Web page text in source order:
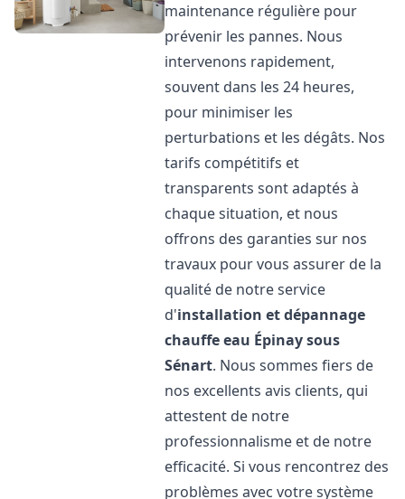
maintenance régulière pour
prévenir les pannes. Nous
intervenons rapidement,
souvent dans les 24 heures,
pour minimiser les
perturbations et les dégâts. Nos
tarifs compétitifs et
transparents sont adaptés à
chaque situation, et nous
offrons des garanties sur nos
travaux pour vous assurer de la
qualité de notre service
d'installation et dépannage
chauffe eau Épinay sous
Sénart. Nous sommes fiers de
nos excellents avis clients, qui
attestent de notre
professionnalisme et de notre
efficacité. Si vous rencontrez des
problèmes avec votre système